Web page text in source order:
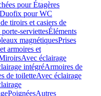
pour Étagères
pour WC
tiroirs et casiers de
serviettesÉléments
magnétiquesPrises
armoires et
Avec éclairage
intégréArmoires de
de toiletteAvec éclairage
PoignéesAutres